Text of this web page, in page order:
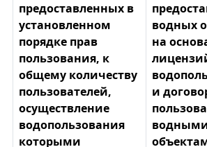
предоставленных в
установленном
порядке прав
пользования, к
общему количеству
пользователей,
осуществление
водопользования
которыми
водных
на
и